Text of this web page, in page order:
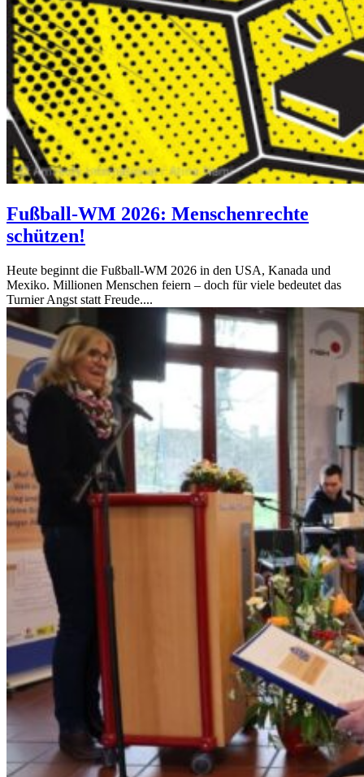
Fußball-WM 2026: Menschenrechte
schützen!
Heute beginnt die Fußball‑WM 2026 in den USA, Kanada und
Mexiko. Millionen Menschen feiern – doch für viele bedeutet das
Turnier Angst statt Freude....